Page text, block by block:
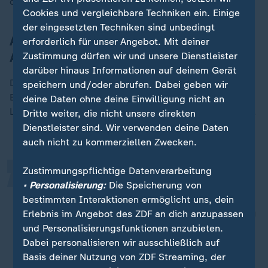
Auch FDP-Bundesgeschäftsführer gibt
Amt auf
Darüber hinaus erklärte auch Carsten Reymann, der
Bundesgeschäftsführer der FDP, dass er Parteichef
Lindner den "Verzicht auf das Amt" "angeboten" habe.
Ich tue dies, weil ich eine personelle
Neuaufstellung der Partei im Hans-
Dietrich-Genscher-Haus ermöglichen
möchte.
„
Carsten Reymann (FDP) zu seinem Rücktritt
Cookies und vergleichbare Techniken ein. Einige
der eingesetzten Techniken sind unbedingt
erforderlich für unser Angebot. Mit deiner
Zustimmung dürfen wir und unsere Dienstleister
darüber hinaus Informationen auf deinem Gerät
speichern und/oder abrufen. Dabei geben wir
deine Daten ohne deine Einwilligung nicht an
Dritte weiter, die nicht unsere direkten
Dienstleister sind. Wir verwenden deine Daten
auch nicht zu kommerziellen Zwecken.
Zustimmungspflichtige Datenverarbeitung
• Personalisierung:Die Speicherung von
bestimmten Interaktionen ermöglicht uns, dein
Erlebnis im Angebot des ZDF an dich anzupassen
und Personalisierungsfunktionen anzubieten.
Dabei personalisieren wir ausschließlich auf
Basis deiner Nutzung von ZDF Streaming, der